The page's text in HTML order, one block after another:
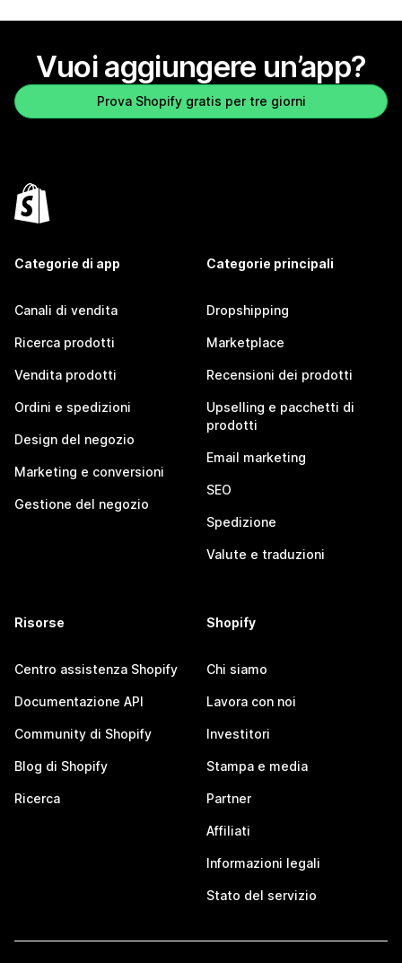
Vuoi aggiungere un’app?
Prova Shopify gratis per tre giorni
Categorie di app
Canali di vendita
Ricerca prodotti
Vendita prodotti
Ordini e spedizioni
Design del negozio
Marketing e conversioni
Gestione del negozio
Categorie principali
Dropshipping
Marketplace
Recensioni dei prodotti
Upselling e pacchetti di
prodotti
Email marketing
SEO
Spedizione
Valute e traduzioni
Risorse
Centro assistenza Shopify
Documentazione API
Community di Shopify
Blog di Shopify
Ricerca
Shopify
Chi siamo
Lavora con noi
Investitori
Stampa e media
Partner
Affiliati
Informazioni legali
Stato del servizio